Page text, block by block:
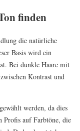
finden
die natürliche
Basis wird ein
Bei dunkle Haare mit
Kontrast und
werden, da dies
Profis auf Farbtöne, die